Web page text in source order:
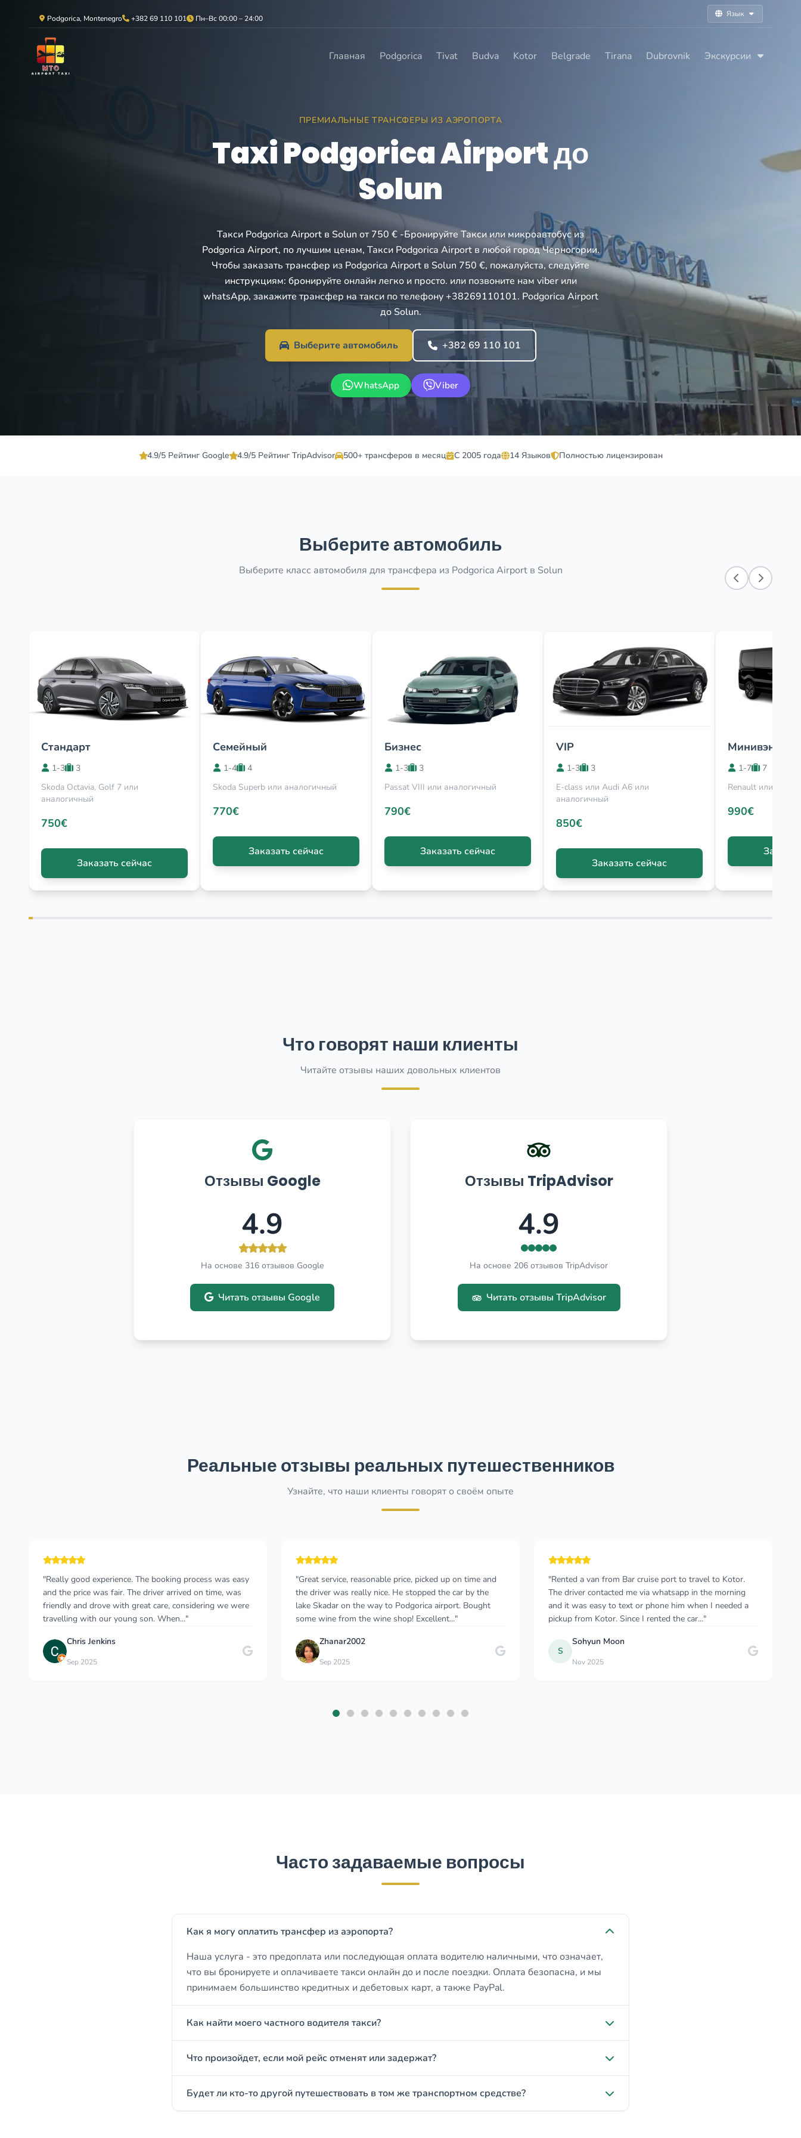
Podgorica, Montenegro +382 69 110 101 Пн–Вс 00:00 – 24:00 Язык
Главная Podgorica Tivat Budva Kotor Belgrade Tirana Dubrovnik Экскурсии
ПРЕМИАЛЬНЫЕ ТРАНСФЕРЫ ИЗ АЭРОПОРТА
Taxi Podgorica Airport до
Solun
Такси Podgorica Airport в Solun от 750 € -Бронируйте Такси или микроавтобус из
Podgorica Airport, по лучшим ценам, Такси Podgorica Airport в любой город Черногории.
Чтобы заказать трансфер из Podgorica Airport в Solun 750 €, пожалуйста, следуйте
инструкциям: бронируйте онлайн легко и просто. или позвоните нам viber или
whatsApp, закажите трансфер на такси по телефону +38269110101. Podgorica Airport
до Solun.
Выберите автомобиль +382 69 110 101
WhatsApp Viber
4.9/5 Рейтинг Google 4.9/5 Рейтинг TripAdvisor 500+ трансферов в месяц С 2005 года 14 Языков Полностью лицензирован
Выберите автомобиль
Выберите класс автомобиля для трансфера из Podgorica Airport в Solun
Стандарт
1-3
3
Skoda Octavia, Golf 7 или
аналогичный
750€
Заказать сейчас
Семейный
1-4
4
Skoda Superb или аналогичный
770€
Заказать сейчас
Бизнес
1-3
3
Passat VIII или аналогичный
790€
Заказать сейчас
VIP
1-3
3
E-class или Audi A6 или
аналогичный
850€
Заказать сейчас
Минивэн
1-7
7
Renault или Viano
990€
Что говорят наши клиенты
Читайте отзывы наших довольных клиентов
Отзывы Google
4.9
На основе 316 отзывов Google
Читать отзывы Google
Отзывы TripAdvisor
4.9
На основе 206 отзывов TripAdvisor
Читать отзывы TripAdvisor
Реальные отзывы реальных путешественников
Узнайте, что наши клиенты говорят о своём опыте
"Great service, reasonable price, picked up on time and
the driver was really nice. He stopped the car by the
lake Skadar on the way to Podgorica airport. Bought
some wine from the wine shop! Excellent..."
Zhanar2002
Sep 2025
"Rented a van from Bar cruise port to travel to Kotor.
The driver contacted me via whatsapp in the morning
and it was easy to text or phone him when I needed a
pickup from Kotor. Since I rented the car..."
S
Sohyun Moon
Nov 2025
"Terrific service, flight was delayed almost 90 minutes, I
was worried, but once I left customs the driver was
waiting with a sign/my name. Helped with luggage
drove to hotel. I also booked this servic..."
C
Cruisin Bob
Jun 2025
Часто задаваемые вопросы
Как я могу оплатить трансфер из аэропорта?
Наша услуга - это предоплата или последующая оплата водителю наличными, что означает,
что вы бронируете и оплачиваете такси онлайн до и после поездки. Оплата безопасна, и мы
принимаем большинство кредитных и дебетовых карт, а также PayPal.
Как найти моего частного водителя такси?
Что произойдет, если мой рейс отменят или задержат?
Будет ли кто-то другой путешествовать в том же транспортном средстве?